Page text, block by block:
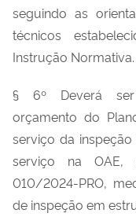
seguindo as
técnicos
Instrução Normativa.
§ 6º Deverá ser
orçamento do
serviço da
serviço na OAE,
010/2024-PRO,
de inspeção em